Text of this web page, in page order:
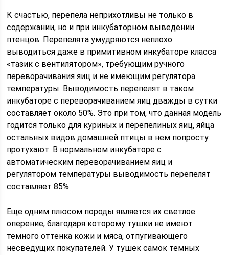
К счастью, перепела неприхотливы не только в
содержании, но и при инкубаторном выведении
птенцов. Перепелята умудряются неплохо
выводиться даже в примитивном инкубаторе класса
«тазик с вентилятором», требующим ручного
переворачивания яиц и не имеющим регулятора
температуры. Выводимость перепелят в таком
инкубаторе с переворачиванием яиц дважды в сутки
составляет около 50%. Это при том, что данная модель
годится только для куриных и перепелиных яиц, яйца
остальных видов домашней птицы в нем попросту
протухают. В нормальном инкубаторе с
автоматическим переворачиванием яиц и
регулятором температуры выводимость перепелят
составляет 85%.
Еще одним плюсом породы является их светлое
оперение, благодаря которому тушки не имеют
темного оттенка кожи и мяса, отпугивающего
несведущих покупателей. У тушек самок темных